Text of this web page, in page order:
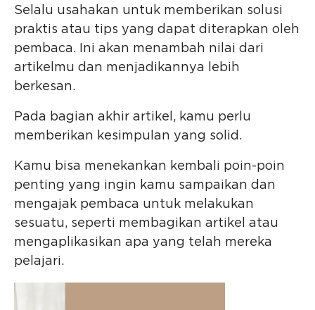
Selalu usahakan untuk memberikan solusi
praktis atau tips yang dapat diterapkan oleh
pembaca. Ini akan menambah nilai dari
artikelmu dan menjadikannya lebih
berkesan.
Pada bagian akhir artikel, kamu perlu
memberikan kesimpulan yang solid.
Kamu bisa menekankan kembali poin-poin
penting yang ingin kamu sampaikan dan
mengajak pembaca untuk melakukan
sesuatu, seperti membagikan artikel atau
mengaplikasikan apa yang telah mereka
pelajari.